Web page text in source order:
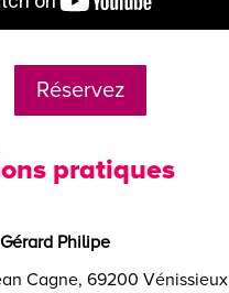
Réservez
pratiques
Philipe
Cagne, 69200 Vénissieux